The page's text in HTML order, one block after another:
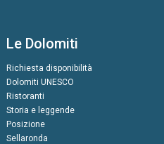
Le Dolomiti
Richiesta disponibilità
Dolomiti UNESCO
Ristoranti
Storia e leggende
Posizione
Sellaronda